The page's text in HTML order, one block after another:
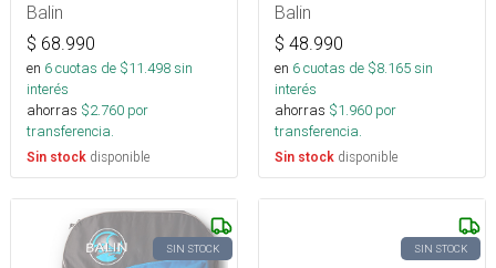
Balin
$ 68.990
en 6cuotas de $11.498sin
interés
ahorras $2.760 por
transferencia.
Sin stock disponible
Balin
$ 48.990
en 6cuotas de $8.165sin
interés
ahorras $1.960 por
transferencia.
Sin stock disponible
SIN STOCK SIN STOCK